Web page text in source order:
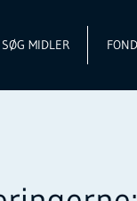
SØG MIDLER